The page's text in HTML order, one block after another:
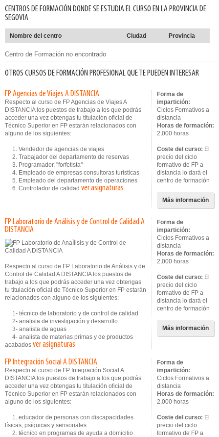
CENTROS DE FORMACIÓN DONDE SE ESTUDIA EL CURSO EN LA PROVINCIA DE
SEGOVIA
Nombre del centro Ciudad Provincia
Centro de Formación no encontrado
OTROS CURSOS DE FORMACIÓN PROFESIONAL QUE TE PUEDEN INTERESAR
FP Agencias de Viajes A DISTANCIA
Respecto al curso de FP Agencias de Viajes A
DISTANCIA los puestos de trabajo a los que podrás
acceder una vez obtengas tu titulación oficial de
Técnico Superior en FP estarán relacionados con
alguno de los siguientes:
1. Vendedor de agencias de viajes
2. Trabajador del departamento de reservas
3. Programador, "forfetista"
4. Empleado de empresas consultoras turísticas
5. Empleado del departamento de operaciones
6. Controlador de calidad ver asignaturas
Forma de
impartición:
Ciclos Formativos a
distancia
Horas de formación:
2,000 horas
Coste del curso: El
precio del ciclo
formativo de FP a
distancia lo dará el
centro de formación
Más información
FP Laboratorio de Análisis y de Control de Calidad A
DISTANCIA
Respecto al curso de FP Laboratorio de Análisis y de
Control de Calidad A DISTANCIA los puestos de
trabajo a los que podrás acceder una vez obtengas
tu titulación oficial de Técnico Superior en FP estarán
relacionados con alguno de los siguientes:
1- técnico de laboratorio y de control de calidad
2- analista de investigación y desarrollo
3- analista de aguas
4- analista de materias primas y de productos
acabados ver asignaturas
Forma de
impartición:
Ciclos Formativos a
distancia
Horas de formación:
2,000 horas
Coste del curso: El
precio del ciclo
formativo de FP a
distancia lo dará el
centro de formación
Más información
FP Integración Social A DISTANCIA
Respecto al curso de FP Integración Social A
DISTANCIA los puestos de trabajo a los que podrás
acceder una vez obtengas tu titulación oficial de
Técnico Superior en FP estarán relacionados con
alguno de los siguientes:
1. educador de personas con discapacidades
físicas, psíquicas y sensoriales
2. técnico en programas de ayuda a domicilio
Forma de
impartición:
Ciclos Formativos a
distancia
Horas de formación:
2,000 horas
Coste del curso: El
precio del ciclo
formativo de FP a